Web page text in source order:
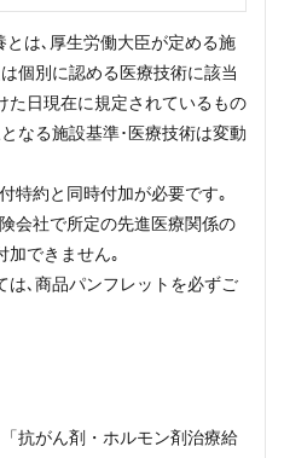
とは､厚生労働大臣が定める施
個別に認める医療技術に該当
た日現在に規定されているもの
なる施設基準･医療技術は変動
特約と同時付加が必要です｡
会社で所定の先進医療関係の
加できません｡
は､商品パンフレットを必ずご
抗がん剤・ホルモン剤治療給